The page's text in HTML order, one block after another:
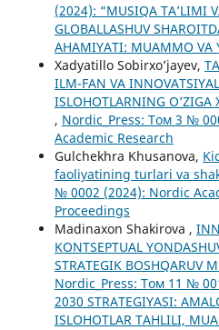
(2024): “MUSIQA TA’LIMI
GLOBALLASHUV
AHAMIYATI: MUAMMO VA
Xadyatillo Sobirxo’jayev,
ILM-FAN VA
ISLOHOTLARNING O’ZIGA
, Nordic_Press: Том 3 №
Academic Research
Gulchekhra Khusanova,
faoliyatining turlari va
№ 0002 (2024): Nordic
Proceedings
Madinaxon Shakirova ,
KONTSEPTUAL
STRATEGIK BOSHQARUV
Nordic_Press: Том 11 №
2030 STRATEGIYASI:
ISLOHOTLAR TAHLILI,